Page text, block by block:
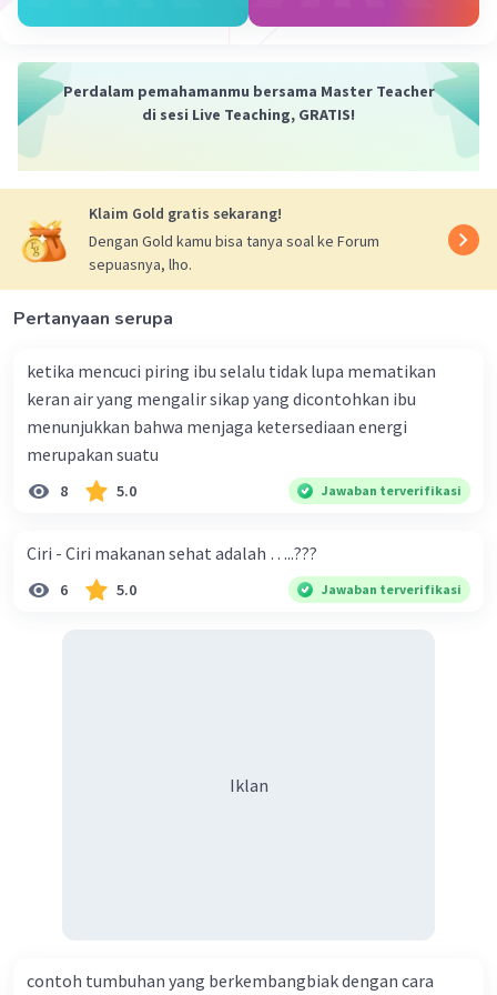
ketinggian yang lebih tinggi daripada
maka suhu udaranya akan semakin dingin.
Hal ini dikarenakan atmosfer bumi
Kelembapan:Kelembapan udara di
gunung lebih rendah daripada di pantai.
Kelembapan udara dapat menahan panas,
sehingga udara yang lembap akan terasa
lebih hangat.
Arus udara:
kencang dapat membawa panas ke tempat
yang lebih tinggi, sehingga suhu udara di
gunung akan lebih dingin.
Berikut adalah penjelasan lebih lanjut tentang
udara akan turun sekitar 0,6 derajat Celsius.
Perdalam pemahamanmu bersama Master Teacher
di sesi Live Teaching, GRATIS!
Klaim Gold gratis sekarang!
Dengan Gold kamu bisa tanya soal ke Forum
sepuasnya, lho.
Pertanyaan serupa
ketika mencuci piring ibu selalu tidak lupa mematikan
keran air yang mengalir sikap yang dicontohkan ibu
menunjukkan bahwa menjaga ketersediaan energi
merupakan suatu
8 5.0 Jawaban terverifikasi
Ciri - Ciri makanan sehat adalah …..???
6 5.0 Jawaban terverifikasi
Iklan
contoh tumbuhan yang berkembangbiak dengan cara